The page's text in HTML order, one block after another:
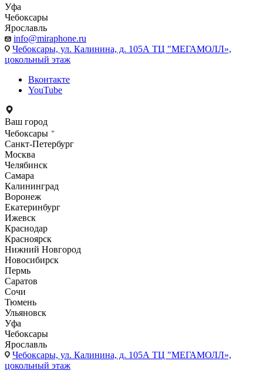
Уфа
Чебоксары
Ярославль
info@miraphone.ru
Чебоксары, ул. Калинина, д. 105А ТЦ "МЕГАМОЛЛ»,
цокольный этаж
Вконтакте
YouTube
Ваш город
Чебоксары
Санкт-Петербург
Москва
Челябинск
Самара
Калининград
Воронеж
Екатеринбург
Ижевск
Краснодар
Красноярск
Нижний Новгород
Новосибирск
Пермь
Саратов
Сочи
Тюмень
Ульяновск
Уфа
Чебоксары
Ярославль
Чебоксары, ул. Калинина, д. 105А ТЦ "МЕГАМОЛЛ»,
цокольный этаж